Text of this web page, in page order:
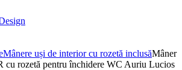
Mânere uși de interior cu rozetă inclusăMâner
cu rozetă pentru închidere WC Auriu Lucios